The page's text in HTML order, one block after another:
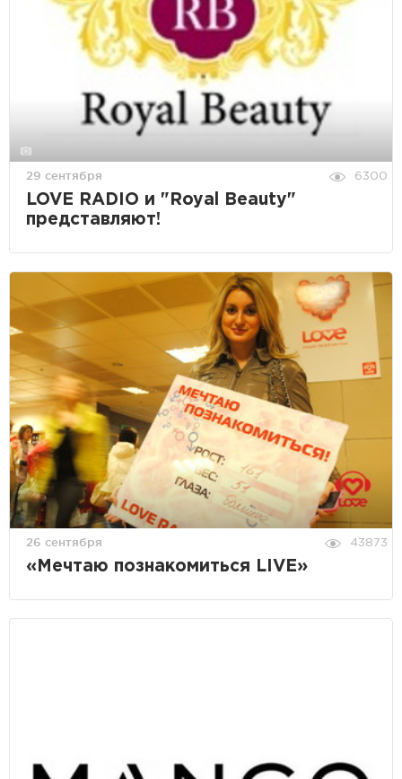
29 сентября 6300
LOVE RADIO и "Royal Beauty"
представляют!
26 сентября 43873
«Мечтаю познакомиться LIVE»